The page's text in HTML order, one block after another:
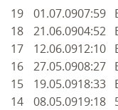
19
01.07.0907:59
18
21.06.0904:52
17
12.06.0912:10
16
27.05.0908:27
15
19.05.0918:33
14
08.05.0919:18